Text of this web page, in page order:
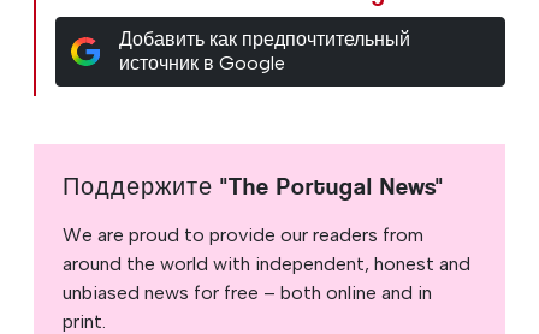
Добавить как предпочтительный
источник в Google
Поддержите "The Portugal News"
We are proud to provide our readers from
around the world with independent, honest and
unbiased news for free – both online and in
print.